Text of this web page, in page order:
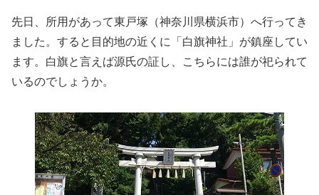
先日、所用があって東戸塚（神奈川県横浜市）へ行ってき
ました。すると目的地の近くに「白旗神社」が鎮座してい
ます。白旗と言えば源氏の証し、こちらには誰が祀られて
いるのでしょうか。